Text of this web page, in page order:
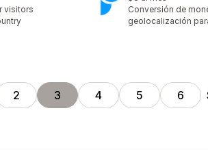
visitors
Conversión de
geolocalización
2 3 4 5 6